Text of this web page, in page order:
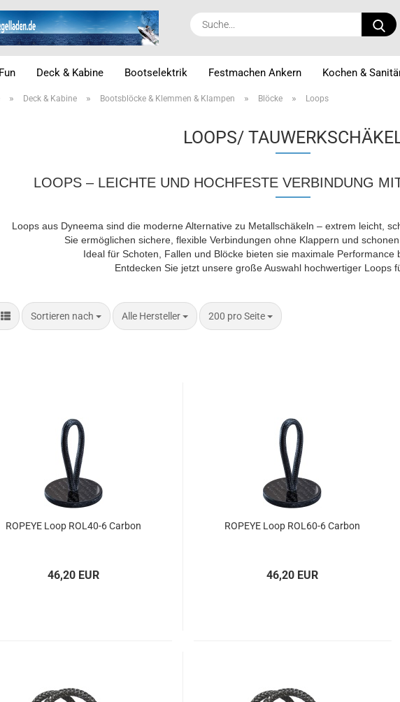
Deck & Kabine Bootselektrik Festmachen Ankern Kochen &
» Deck & Kabine » Bootsblöcke & Klemmen & Klampen » Blöcke » Loops
LOOPS/
LOOPS – LEICHTE UND HOCHFESTE VERBINDUNG
Loops aus Dyneema sind die moderne Alternative zu Metallschäkeln – extrem leicht,
Sie ermöglichen sichere, flexible Verbindungen ohne Klappern und
Ideal für Schoten, Fallen und Blöcke bieten sie maximale Performance
Entdecken Sie jetzt unsere große Auswahl hochwertiger Loops
Sortieren nach
Sortieren nach Alle Hersteller
pro Seite 200 pro Seite
pro Seite
ROPEYE Loop ROL40-​​6 Car­bon
46,20 EUR
ROPEYE Loop ROL60-​​6 Car­bon
46,20 EUR